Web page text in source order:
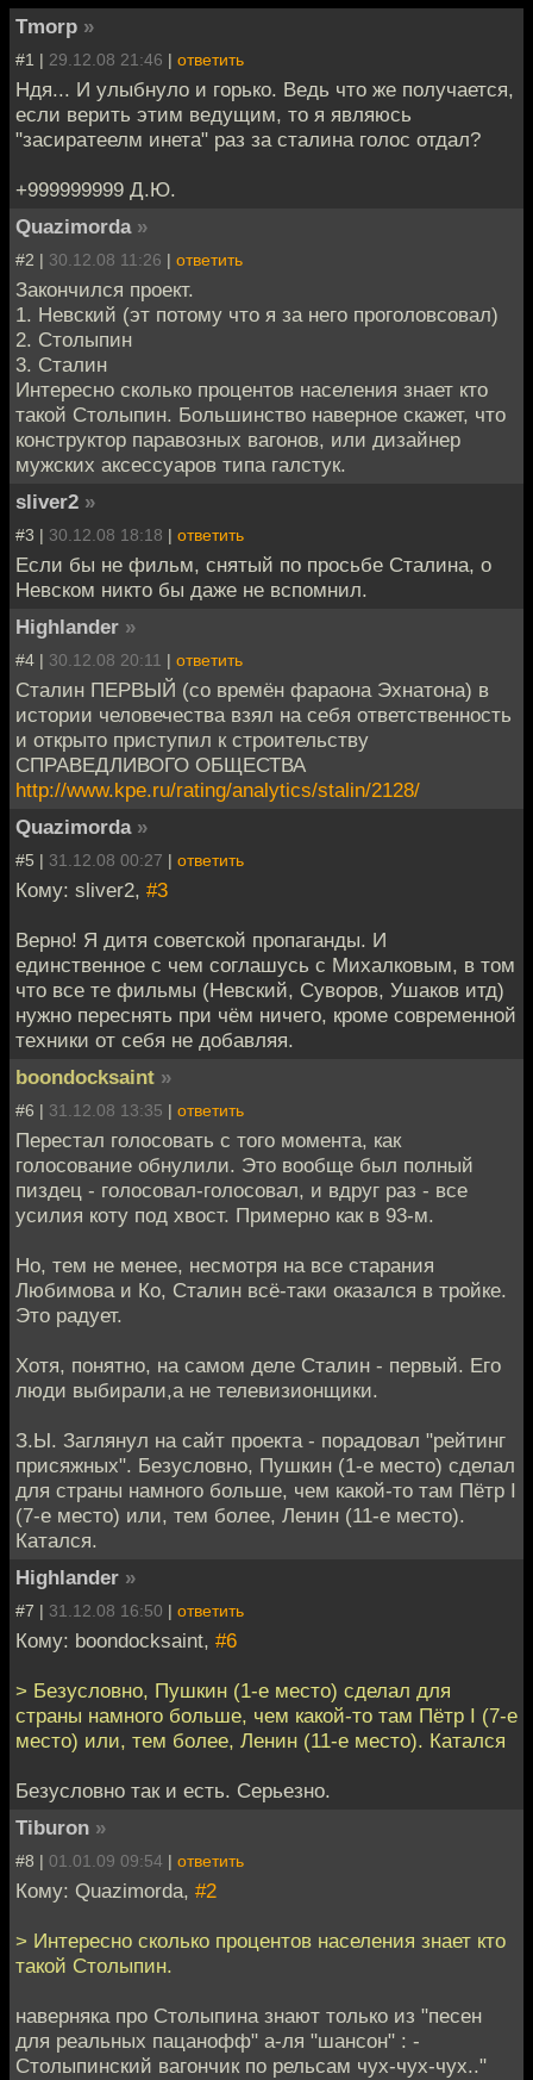
Tmorp »
#1 | 29.12.08 21:46 | ответить
Ндя... И улыбнуло и горько. Ведь что же получается,
если верить этим ведущим, то я являюсь
"засиратеелм инета" раз за сталина голос отдал?
+999999999 Д.Ю.
Quazimorda »
#2 | 30.12.08 11:26 | ответить
Закончился проект.
1. Невский (эт потому что я за него проголовсовал)
2. Столыпин
3. Сталин
Интересно сколько процентов населения знает кто
такой Столыпин. Большинство наверное скажет, что
конструктор паравозных вагонов, или дизайнер
мужских аксессуаров типа галстук.
sliver2 »
#3 | 30.12.08 18:18 | ответить
Если бы не фильм, снятый по просьбе Сталина, о
Невском никто бы даже не вспомнил.
Highlander »
#4 | 30.12.08 20:11 | ответить
Сталин ПЕРВЫЙ (со времён фараона Эхнатона) в
истории человечества взял на себя ответственность
и открыто приступил к строительству
СПРАВЕДЛИВОГО ОБЩЕСТВА
http://www.kpe.ru/rating/analytics/stalin/2128/
Quazimorda »
#5 | 31.12.08 00:27 | ответить
Кому: sliver2, #3
Верно! Я дитя советской пропаганды. И
единственное с чем соглашусь с Михалковым, в том
что все те фильмы (Невский, Суворов, Ушаков итд)
нужно переснять при чём ничего, кроме современной
техники от себя не добавляя.
boondocksaint »
#6 | 31.12.08 13:35 | ответить
Перестал голосовать с того момента, как
голосование обнулили. Это вообще был полный
пиздец - голосовал-голосовал, и вдруг раз - все
усилия коту под хвост. Примерно как в 93-м.
Но, тем не менее, несмотря на все старания
Любимова и Ко, Сталин всё-таки оказался в тройке.
Это радует.
Хотя, понятно, на самом деле Сталин - первый. Его
люди выбирали,а не телевизионщики.
З.Ы. Заглянул на сайт проекта - порадовал "рейтинг
присяжных". Безусловно, Пушкин (1-е место) сделал
для страны намного больше, чем какой-то там Пётр I
(7-е место) или, тем более, Ленин (11-е место).
Катался.
Highlander »
#7 | 31.12.08 16:50 | ответить
Кому: boondocksaint, #6
> Безусловно, Пушкин (1-е место) сделал для
страны намного больше, чем какой-то там Пётр I (7-е
место) или, тем более, Ленин (11-е место). Катался
Безусловно так и есть. Серьезно.
Tiburon »
#8 | 01.01.09 09:54 | ответить
Кому: Quazimorda, #2
> Интересно сколько процентов населения знает кто
такой Столыпин.
наверняка про Столыпина знают только из "песен
для реальных пацанофф" а-ля "шансон" : -
Столыпинский вагончик по рельсам чух-чух-чух.."